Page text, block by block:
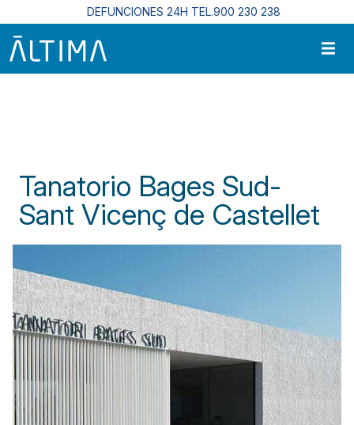
Pasar al contenido principal
DEFUNCIONES 24H TEL.900 230 238
Tanatorio Bages Sud-
Sant Vicenç de Castellet